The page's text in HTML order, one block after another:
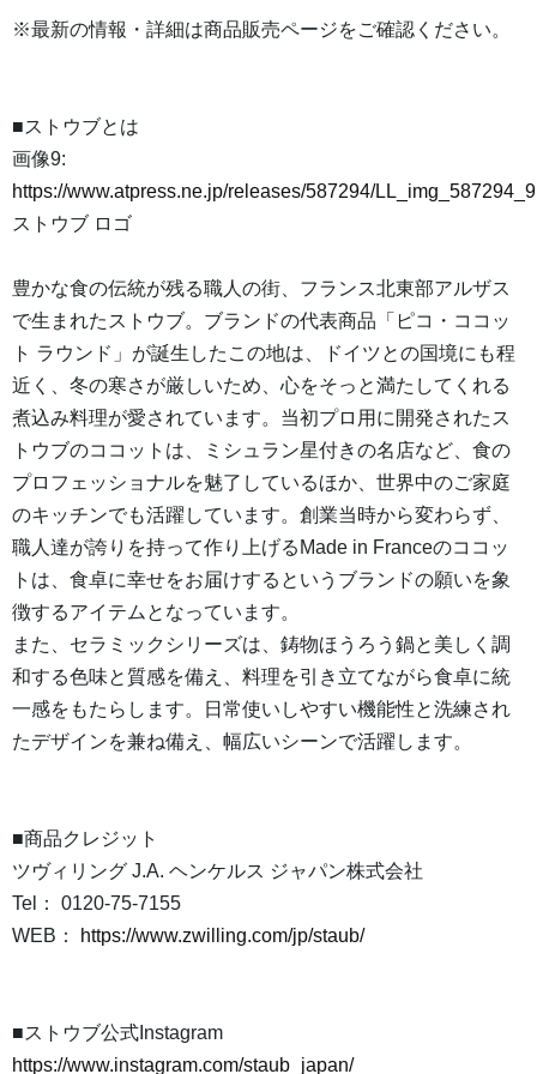
※最新の情報・詳細は商品販売ページをご確認ください。
■ストウブとは
画像9:
https://www.atpress.ne.jp/releases/587294/
ストウブ ロゴ
豊かな食の伝統が残る職人の街、フランス北東部アルザス
で生まれたストウブ。ブランドの代表商品「ピコ・ココッ
ト ラウンド」が誕生したこの地は、ドイツとの国境にも程
近く、冬の寒さが厳しいため、心をそっと満たしてくれる
煮込み料理が愛されています。当初プロ用に開発されたス
トウブのココットは、ミシュラン星付きの名店など、食の
プロフェッショナルを魅了しているほか、世界中のご家庭
のキッチンでも活躍しています。創業当時から変わらず、
職人達が誇りを持って作り上げるMade in Franceのココッ
トは、食卓に幸せをお届けするというブランドの願いを象
徴するアイテムとなっています。
また、セラミックシリーズは、鋳物ほうろう鍋と美しく調
和する色味と質感を備え、料理を引き立てながら食卓に統
一感をもたらします。日常使いしやすい機能性と洗練され
たデザインを兼ね備え、幅広いシーンで活躍します。
■商品クレジット
ツヴィリング J.A. ヘンケルス ジャパン株式会社
Tel： 0120-75-7155
WEB：
https://www.zwilling.com/jp/staub/
■ストウブ公式Instagram
https://www.instagram.com/staub_japan/